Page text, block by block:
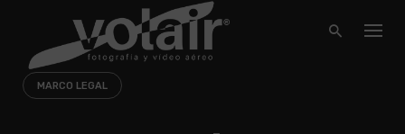
content
MARCO LEGAL